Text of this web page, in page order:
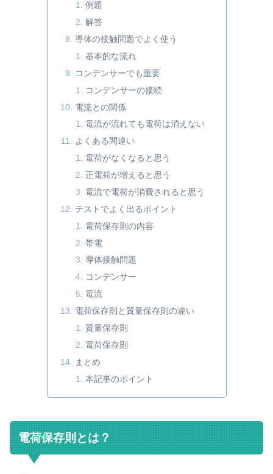
例題
解答
導体の接触問題でよく使う
基本的な流れ
コンデンサーでも重要
コンデンサーの接続
電流との関係
電流が流れても電荷は消えない
よくある間違い
電荷がなくなると思う
正電荷が増えると思う
電流で電荷が消費されると思う
テストでよく出るポイント
電荷保存則の内容
帯電
導体接触問題
コンデンサー
電流
電荷保存則と質量保存則の違い
質量保存則
電荷保存則
まとめ
本記事のポイント
電荷保存則とは？